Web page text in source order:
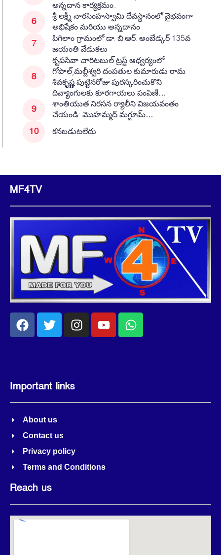
అన్నదాన కార్యక్రమం..
శ్రీ లక్ష్మీ నారసింహస్వామి దేవస్థానంలో వైభవంగా
అభిషేకం మరియు అన్నదానం
పిగిలాం గ్రామంలో డా. బి.ఆర్. అంబేడ్కర్ 135వ
జయంతి వేడుకలు
కృపసేవా చారిటబుల్ ట్రస్ట్ ఆధ్వర్యంలో
గోపాల్,మల్లీశ్వరి దంపతుల కుమారుడు రామ
శివకృష్ణ పుట్టినరోజు పురస్కరించుకొని
దివ్యాంగులకు కూరగాయలు పంపిణీ…
శాంతియుత నిరసన ర్యాలీని విజయవంతం
చేయండి: మొహమ్మద్ మగ్దూమ్…
కనబడుటలేదు
MF4TV
Important links
About us
Contact us
Privacy policy
Terms and Conditions
Reach us